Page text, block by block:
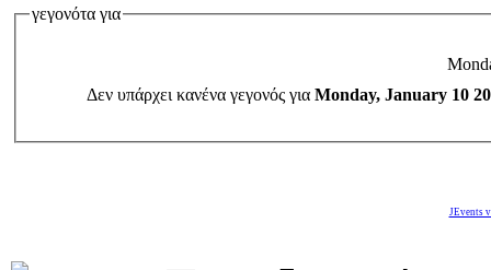
γεγονότα για
Δεν υπάρχει κανένα γεγονός για Monday, January 10
JEvents